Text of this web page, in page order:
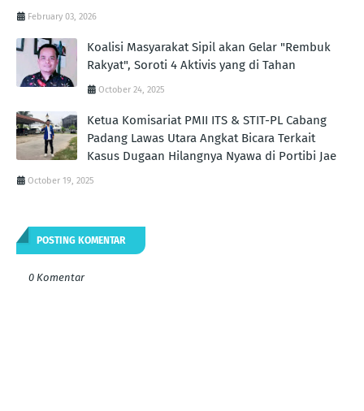
February 03, 2026
Koalisi Masyarakat Sipil akan Gelar "Rembuk
Rakyat", Soroti 4 Aktivis yang di Tahan
October 24, 2025
Ketua Komisariat PMII ITS & STIT-PL Cabang
Padang Lawas Utara Angkat Bicara Terkait
Kasus Dugaan Hilangnya Nyawa di Portibi Jae
October 19, 2025
POSTING KOMENTAR
0 Komentar